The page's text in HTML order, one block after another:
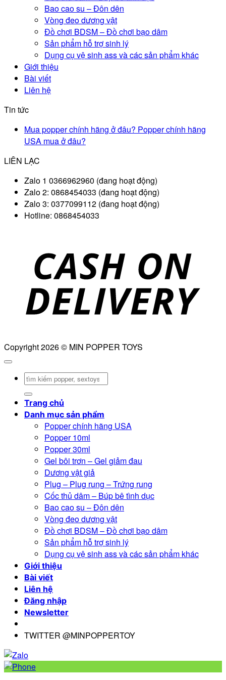
Bao cao su – Đôn dên
Vòng đeo dương vật
Đồ chơi BDSM – Đồ chơi bạo dâm
Sản phẩm hỗ trợ sinh lý
Dụng cụ vệ sinh ass và các sản phẩm khác
Giới thiệu
Bài viết
Liên hệ
Tin tức
Mua popper chính hãng ở đâu? Popper chính hãng
USA mua ở đâu?
LIÊN LẠC
Zalo 1 0366962960 (đang hoạt động)
Zalo 2: 0868454033 (đang hoạt động)
Zalo 3: 0377099112 (đang hoạt động)
Hotline: 0868454033
Copyright 2026 © MIN POPPER TOYS
Tìm
Trang chủ
Danh mục sản phẩm
Popper chính hãng USA
Popper 10ml
Popper 30ml
Gel bôi trơn – Gel giảm đau
Dương vật giả
Plug – Plug rung – Trứng rung
Cốc thủ dâm – Búp bê tình dục
Bao cao su – Đôn dên
Vòng đeo dương vật
Đồ chơi BDSM – Đồ chơi bạo dâm
Sản phẩm hỗ trợ sinh lý
Dụng cụ vệ sinh ass và các sản phẩm khác
Giới thiệu
Bài viết
Liên hệ
Đăng nhập
Newsletter
TWITTER @MINPOPPERTOY